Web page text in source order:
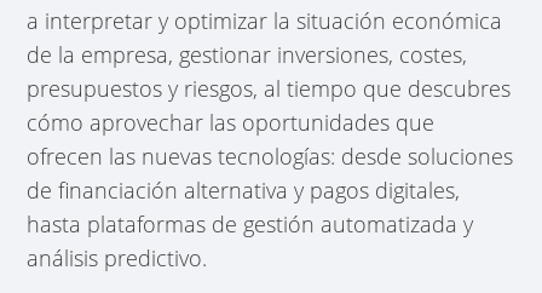
a interpretar y optimizar la situación económica
de la empresa, gestionar inversiones, costes,
presupuestos y riesgos, al tiempo que descubres
cómo aprovechar las oportunidades que
ofrecen las nuevas tecnologías: desde soluciones
de financiación alternativa y pagos digitales,
hasta plataformas de gestión automatizada y
análisis predictivo.